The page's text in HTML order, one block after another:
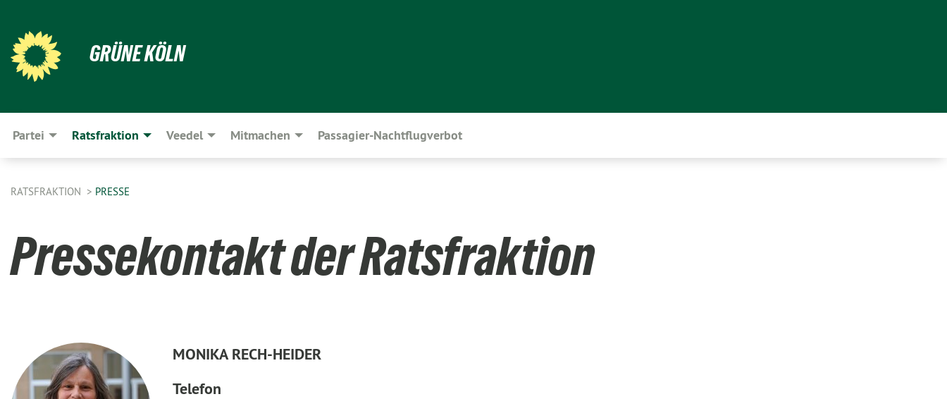
GRÜNE KÖLN
Partei Ratsfraktion Veedel Mitmachen Passagier-Nachtflugverbot
RATSFRAKTION PRESSE
Pressekontakt der Ratsfraktion
MONIKA RECH-HEIDER
Telefon